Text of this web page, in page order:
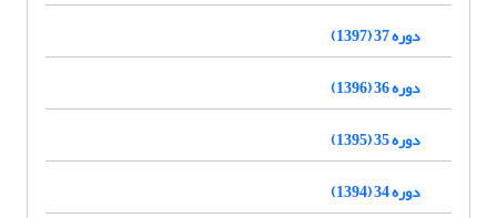
دوره 37 (1397)
دوره 36 (1396)
دوره 35 (1395)
دوره 34 (1394)